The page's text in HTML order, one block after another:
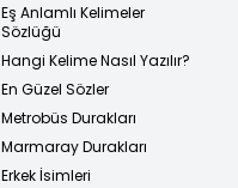
Eş Anlamlı Kelimeler
Sözlüğü
Hangi Kelime Nasıl Yazılır?
En Güzel Sözler
Metrobüs Durakları
Marmaray Durakları
Erkek İsimleri